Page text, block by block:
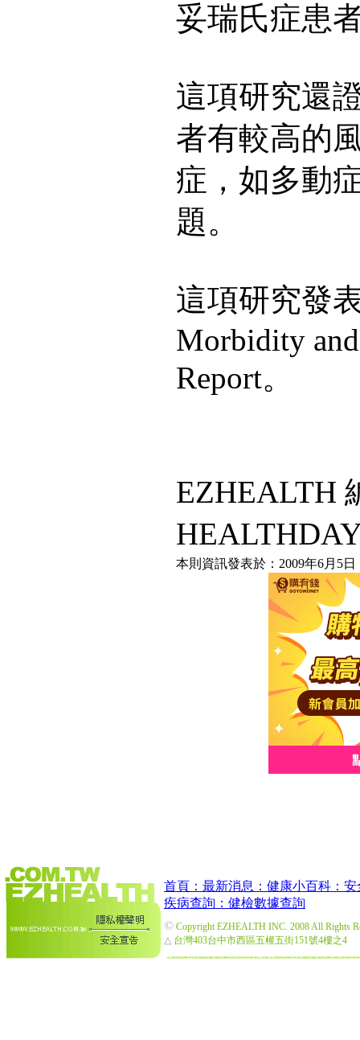
妥瑞氏症患
這項研究還
者有較高的
症，如多動
題。
這項研究發
Morbidity
Report。
EZHEALTH
本則資訊發表於：2009年6月5日
首頁： 最新消息： 健康小百科： 安
疾病查詢： 健檢數據查詢
© Copyright EZHEALTH INC. 2008 All Rights
△ 台灣403台中市西區五權五街151號4樓之4